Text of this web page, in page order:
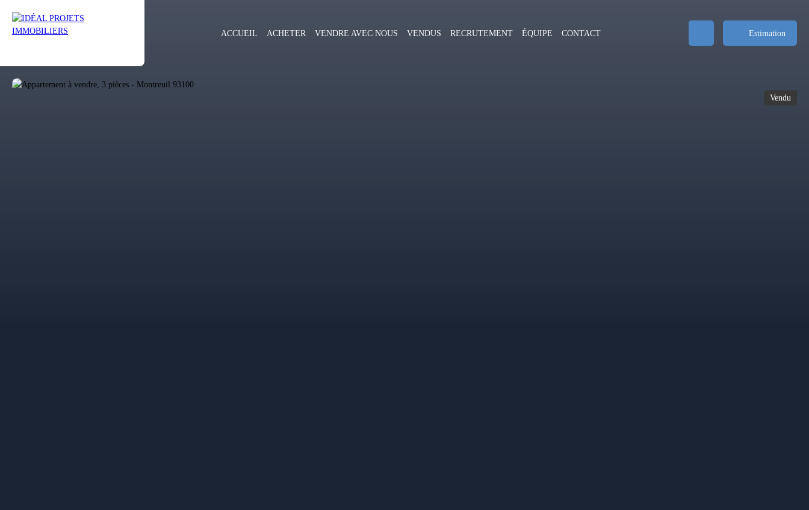
ACCUEIL ACHETER VENDRE AVEC NOUS VENDUS RECRUTEMENT ÉQUIPE CONTACT Estimation
Vendu